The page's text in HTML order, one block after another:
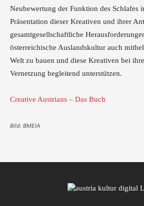
Neubewertung der Funktion des Schlafes
Präsentation dieser Kreativen und ihrer
gesamtgesellschaftliche
österreichische Auslandskultur auch
Welt zu bauen und diese Kreativen bei
Vernetzung begleitend unterstützen.
Creative Austrians – Das Buch
Bild: BMEIA